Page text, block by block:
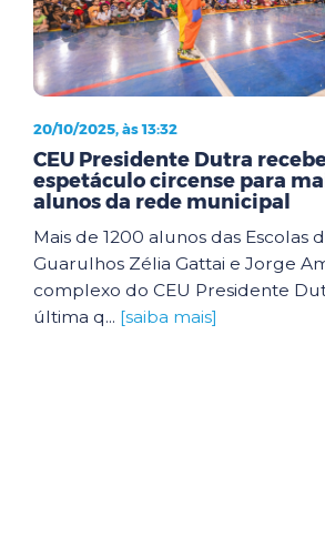
20/10/2025, às 13:32
CEU Presidente Dutra
espetáculo circense para
alunos da rede municipal
Mais de 1200 alunos das Escolas
Guarulhos Zélia Gattai e Jorge
complexo do CEU Presidente
última q... [saiba mais]